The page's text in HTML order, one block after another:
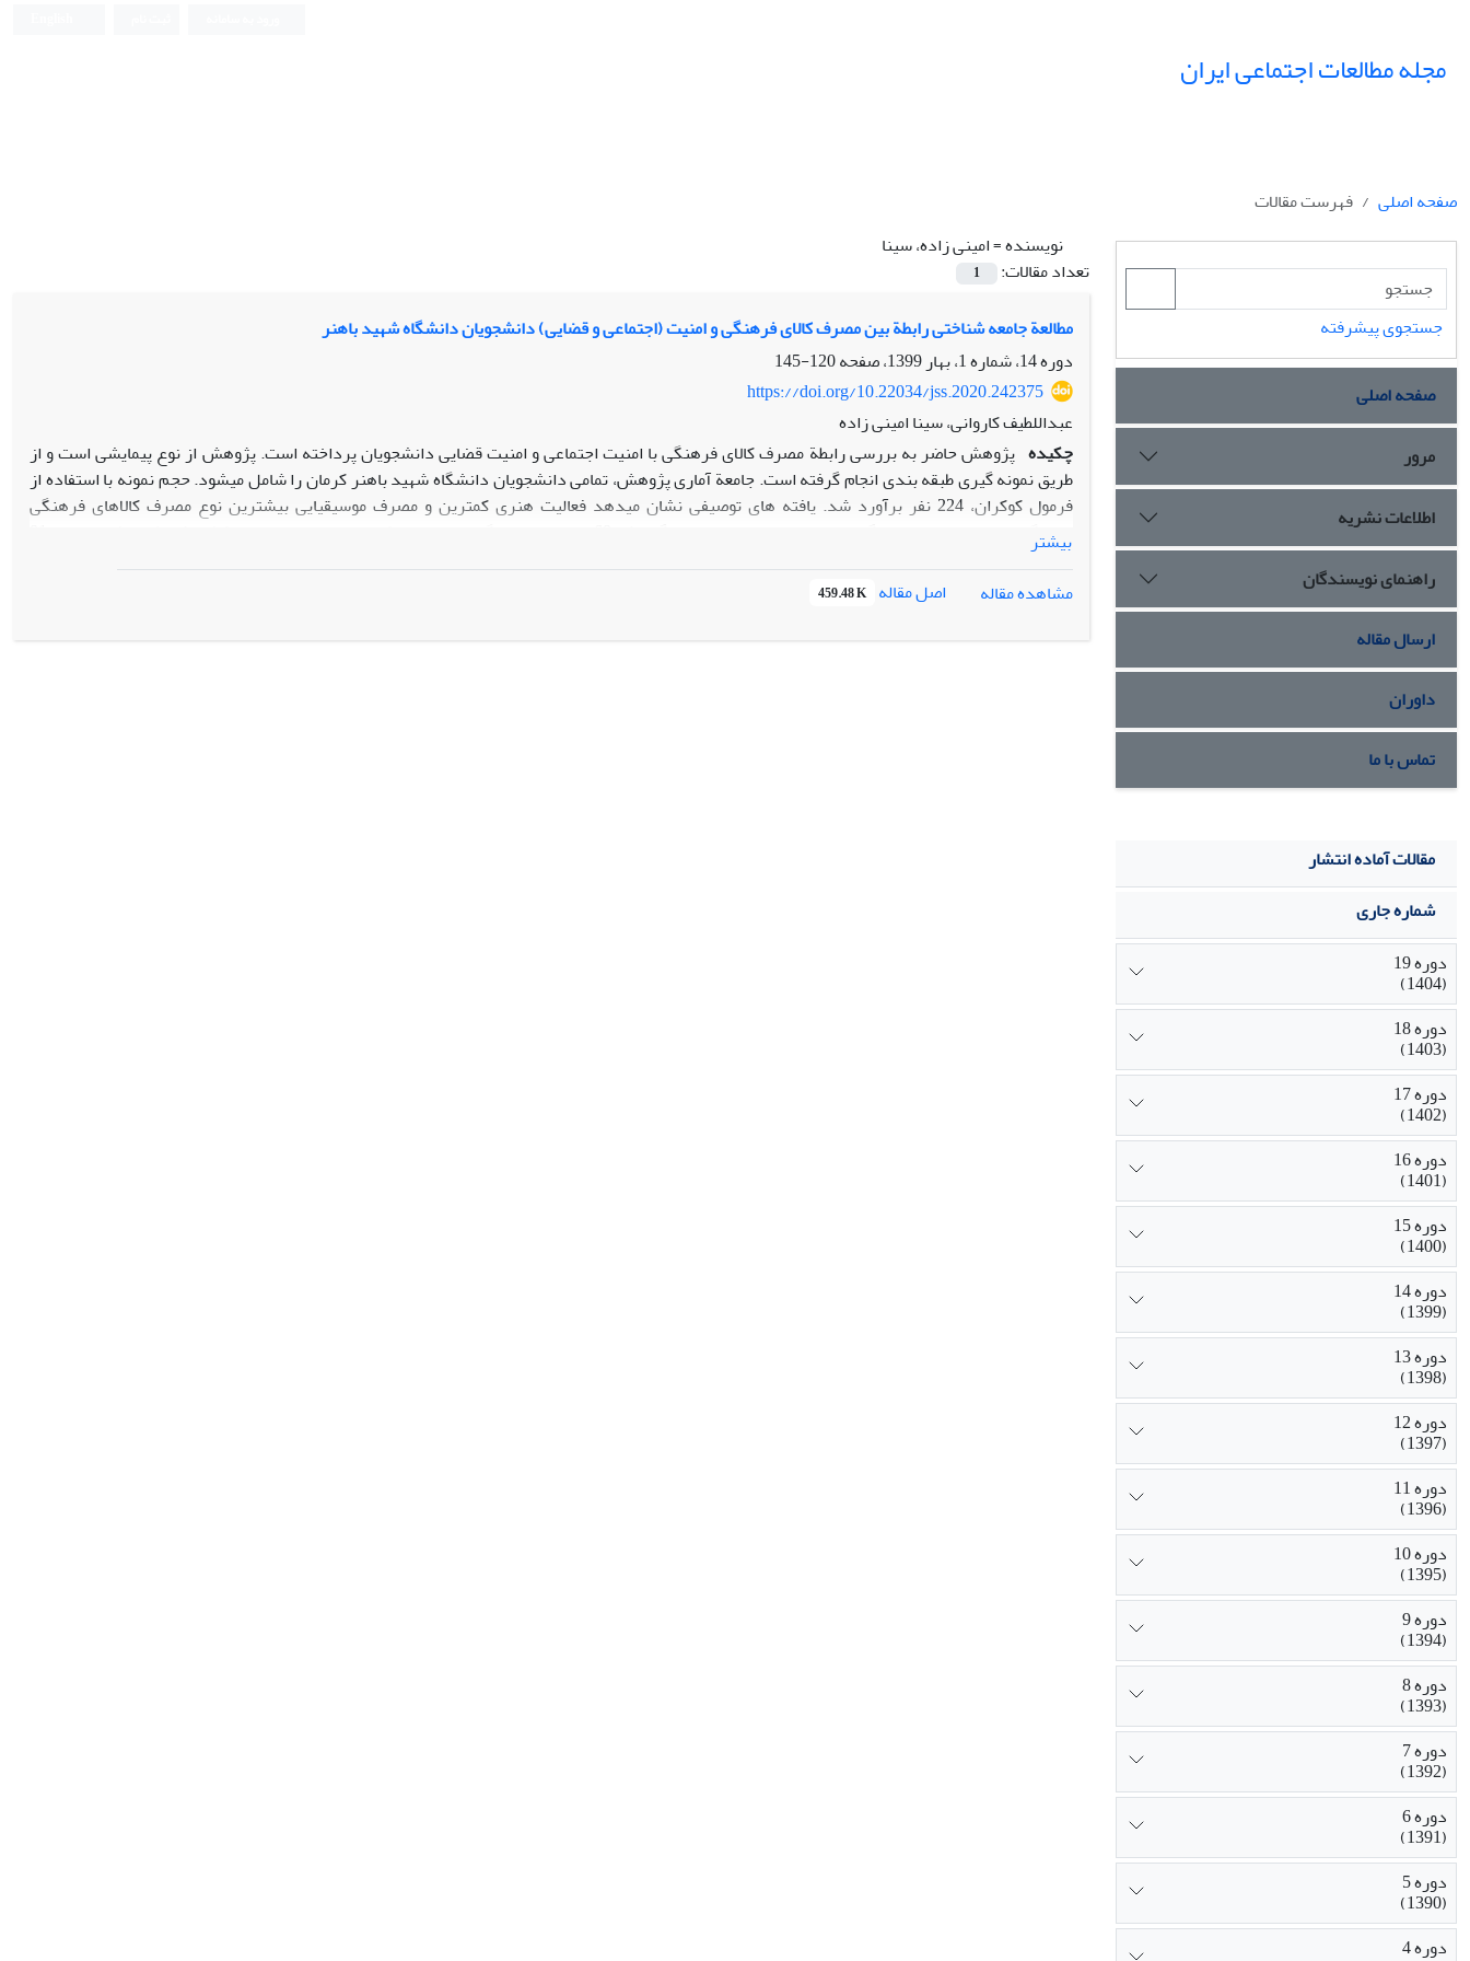
مجله مطالعات اجتماعی ایران
صفحه اصلی
فهرست مقالات
نویسنده =امینی زاده، سینا
تعداد مقالات:
1
مطالعة جامعه شناختی رابطة بین مصرف کالای فرهنگی و امنیت (اجتماعی و قضایی) دانشجویان دانشگاه شهید باهنر
دوره 14، شماره 1، بهار 1399، صفحه
120-145
https://doi.org/10.22034/jss.2020.242375
عبداللطیف کاروانی، سینا امینی زاده
چکیده پژوهش حاضر به بررسی رابطة مصرف کالای فرهنگی با امنیت اجتماعی و امنیت قضایی دانشجویان پرداخته است. پژوهش از نوع پیمایشی است و از
طریق نمونه گیری طبقه بندی انجام گرفته است. جامعة آماری پژوهش، تمامی دانشجویان دانشگاه شهید باهنر کرمان را شامل میشود. حجم نمونه با استفاده از
فرمول کوکران، 224 نفر برآورد شد. یافته های توصیفی نشان میدهد فعالیت هنری کمترین و مصرف موسیقیایی بیشترین نوع مصرف کالاهای فرهنگی
رسیدگی نمیشود. یافته های استنباطی نشان میدهد که بین مصرف کالای فرهنگی و امنیت اجتماعی و امنیت قضایی رابطة معنی دار مثبت وجود دارد. در تحلیل
رگرسیون نیز مشخص شد که مصرف کالای فرهنگی با بتای 18/0 بر امنیت اجتماعی و با بتای 47/0 بر امنیت قضایی تأثیر معنی دارمثبت دارد.
بیشتر
مشاهده مقاله
اصل مقاله 459.48 K
جستجوی پیشرفته
صفحه اصلی
مرور
اطلاعات نشریه
راهنمای نویسندگان
ارسال مقاله
داوران
تماس با ما
مقالات آماده انتشار
شماره جاری
دوره 19
(1404)
دوره 18
(1403)
دوره 17
(1402)
دوره 16
(1401)
دوره 15
(1400)
دوره 14
(1399)
دوره 13
(1398)
دوره 12
(1397)
دوره 11
(1396)
دوره 10
(1395)
دوره 9
(1394)
دوره 8
(1393)
دوره 7
(1392)
دوره 6
(1391)
دوره 5
(1390)
دوره 4